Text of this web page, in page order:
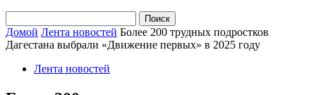
Домой Лента новостей Более 200 трудных подростков
Дагестана выбрали «Движение первых» в 2025 году
Лента новостей